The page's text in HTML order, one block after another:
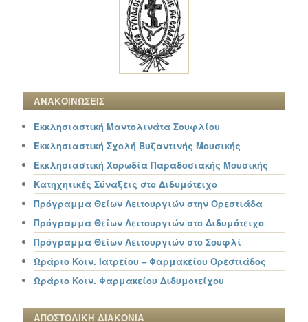
ΑΝΑΚΟΙΝΩΣΕΙΣ
Εκκλησιαστική Μαντολινάτα Σουφλίου
Εκκλησιαστική Σχολή Βυζαντινής Μουσικής
Εκκλησιαστική Χορωδία Παραδοσιακής Μουσικής
Κατηχητικές Σύναξεις στο Διδυμότειχο
Πρόγραμμα Θείων Λειτουργιών στην Ορεστιάδα
Πρόγραμμα Θείων Λειτουργιών στο Διδυμότειχο
Πρόγραμμα Θείων Λειτουργιών στο Σουφλί
Ωράριο Κοιν. Ιατρείου – Φαρμακείου Ορεστιάδος
Ωράριο Κοιν. Φαρμακείου Διδυμοτείχου
ΑΠΟΣΤΟΛΙΚΗ ΔΙΑΚΟΝΙΑ